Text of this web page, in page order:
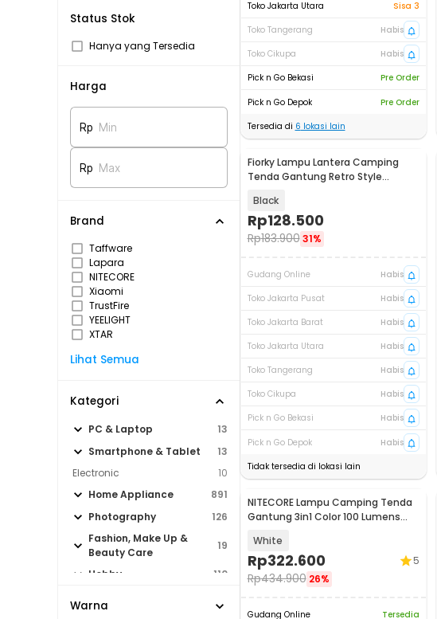
Status Stok
Hanya yang Tersedia
Harga
Rp Min
Rp Max
Brand
Taffware
Lapara
NITECORE
Xiaomi
TrustFire
YEELIGHT
XTAR
Lihat Semua
Kategori
PC & Laptop
13
Smartphone & Tablet
13
Electronic
10
Home Appliance
891
Photography
126
Fashion, Make Up &
Beauty Care
19
Hobby
110
Warna
Toko Jakarta Utara
Sisa 3
Toko Tangerang
Habis
Toko Cikupa
Habis
Pick n Go Bekasi
Pre Order
Pick n Go Depok
Pre Order
Tersedia di 6 lokasi lain
Akan Datang
Fiorky Lampu Lantera Camping
Tenda Gantung Retro Style
Black
Rp128.500
Rp183.900 31%
Gudang Online
Habis
Toko Jakarta Pusat
Habis
Toko Jakarta Barat
Habis
Toko Jakarta Utara
Habis
Toko Tangerang
Habis
Toko Cikupa
Habis
Pick n Go Bekasi
Habis
Pick n Go Depok
Habis
Tidak tersedia di lokasi lain
NITECORE Lampu Camping Tenda
Gantung 3in1 Color 100 Lumens
White
Rp322.600
Rp434.900 26%
5
Gudang Online
Tersedia